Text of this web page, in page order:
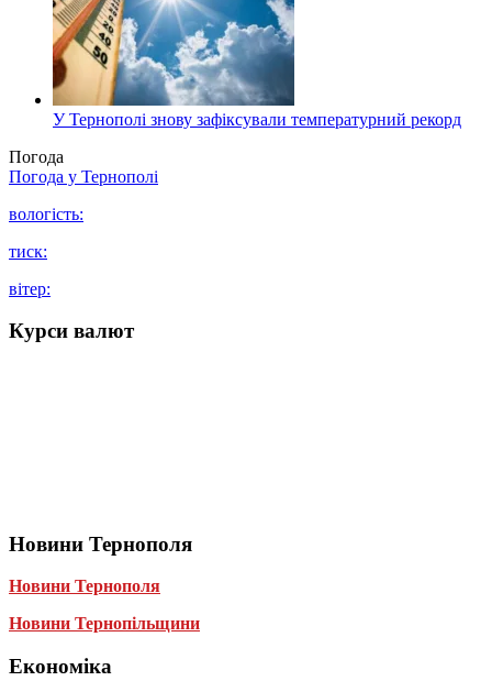
У Тернополі знову зафіксували температурний рекорд
Погода
Погода у Тернополі
вологість:
тиск:
вітер:
Курси валют
Новини Тернополя
Новини Тернополя
Новини Тернопільщини
Економіка